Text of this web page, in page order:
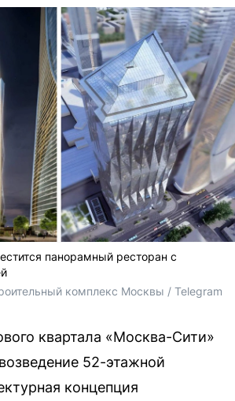
панорамный ресторан с
комплекс Москвы / Telegram
квартала «Москва-Сити»
52-этажной
концепция